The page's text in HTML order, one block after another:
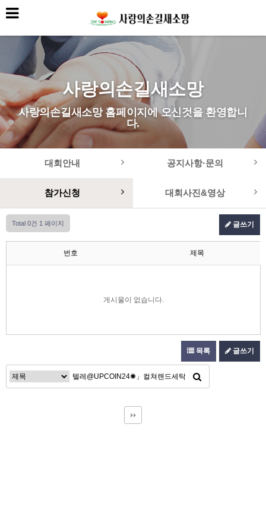
사랑의손길새소망
사랑의손길새소망 홈페이지에 오신것을 환영합니
다.
대회안내 공지사항·문의
참가신청 대회사진&영상
Total 0건 1 페이지 글쓰기
번호 제목
게시물이 없습니다.
목록 글쓰기